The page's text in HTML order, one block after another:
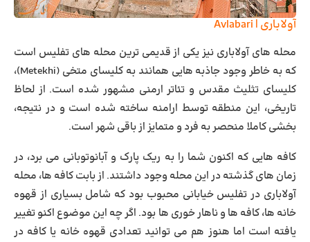
آولاباری | Avlabari
محله های آولاباری نیز یکی از قدیمی ترین محله های تفلیس است
که به خاطر وجود جاذبه هایی همانند بهکلیسای متخی
(Metekhi)،
کلیسای تثلیث مقدس و تئاتر ارمنی مشهور شده است. از لحاظ
تاریخی، این منطقه توسط ارامنه ساخته شده است و در نتیجه،
بخشی کاملا منحصر به فرد و متمایز از باقی شهر است.
کافه هایی که اکنون شما را به ریک پارک و آبانوتوبانی می برد، در
زمان های گذشته در این محله وجود داشتند. از بابت کافه ها، محله
آولاباری در تفلیس خیابانی محبوب بود که شامل بسیاری از قهوه
خانه ها، کافه ها و ناهار خوری ها بود. اگر چه این موضوع اکنو تغییر
یافته است اما هنوز هم می توانید تعدادی قهوه خانه یا کافه در